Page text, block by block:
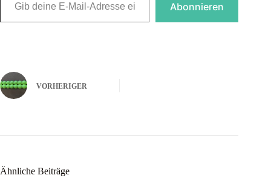
Abonnieren
VORHERIGER
Ähnliche Beiträge